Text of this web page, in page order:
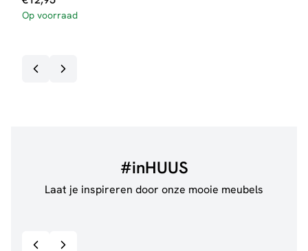
Op voorraad
#inHUUS
Laat je inspireren door onze mooie meubels